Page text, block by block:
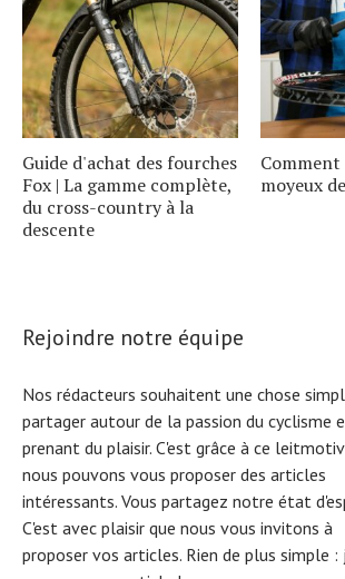
Guide d'achat des fourches
Fox | La gamme complète,
du cross-country à la
descente
moyeux
Rejoindre notre équipe
Nos rédacteurs souhaitent une chose
partager autour de la passion du cyclisme
prenant du plaisir. C'est grâce à ce
nous pouvons vous proposer des articles
intéressants. Vous partagez notre état
C'est avec plaisir que nous vous invitons à
proposer vos articles. Rien de plus simple :